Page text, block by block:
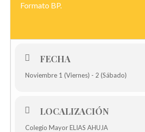
Formato BP.
FECHA
Noviembre 1 (Viernes) - 2 (Sábado)
LOCALIZACIÓN
Colegio Mayor ELIAS AHUJA